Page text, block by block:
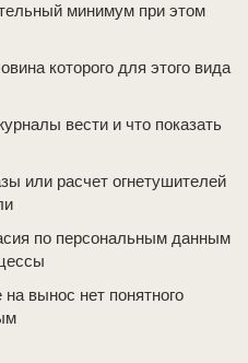
минимум при этом
которого для этого вида
вести и что показать
или расчет огнетушителей
по персональным данным
вынос нет понятного